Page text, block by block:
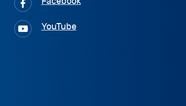
YouTube